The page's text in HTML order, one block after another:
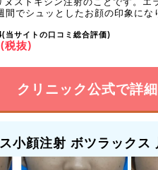
でシュッとしたお顔の印象にな
当サイトの口コミ総合評価)
税抜)
クリニック公式で詳
小顔注射 ボツラックス